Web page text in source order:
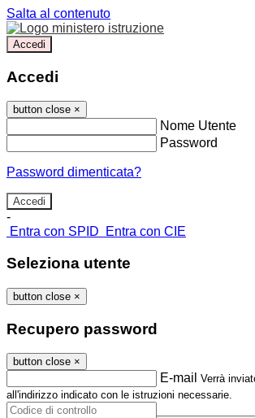
Salta al contenuto
Accedi
Accedi
button close ×
Nome Utente
Password
Password dimenticata?
-
Entra con SPID
Entra con CIE
Seleziona utente
button close ×
Recupero password
button close ×
E-mail Verrà
all'indirizzo indicato con le istruzioni necessarie.